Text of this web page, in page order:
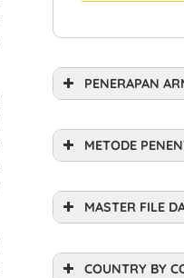
PENERAPAN
METODE
MASTER FILE
COUNTRY BY